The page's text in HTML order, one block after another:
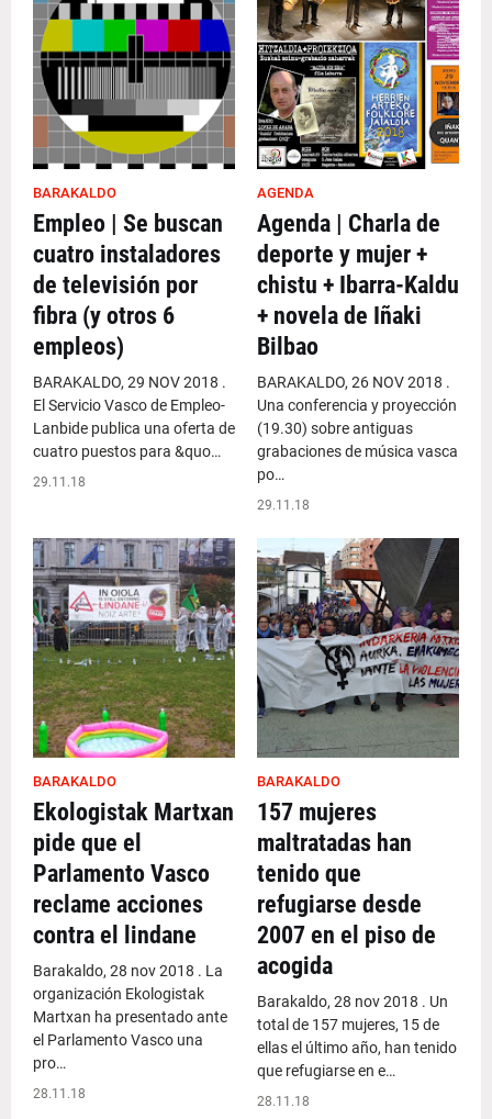
BARAKALDO
Empleo | Se buscan
cuatro instaladores
de televisión por
fibra (y otros 6
empleos)
BARAKALDO, 29 NOV 2018 .
El Servicio Vasco de Empleo-
Lanbide publica una oferta de
cuatro puestos para &quo…
29.11.18
AGENDA
Agenda | Charla de
deporte y mujer +
chistu + Ibarra-Kaldu
+ novela de Iñaki
Bilbao
BARAKALDO, 26 NOV 2018 .
Una conferencia y proyección
(19.30) sobre antiguas
grabaciones de música vasca
po…
29.11.18
BARAKALDO
Ekologistak Martxan
pide que el
Parlamento Vasco
reclame acciones
contra el lindane
Barakaldo, 28 nov 2018 . La
organización Ekologistak
Martxan ha presentado ante
el Parlamento Vasco una
pro…
28.11.18
BARAKALDO
157 mujeres
maltratadas han
tenido que
refugiarse desde
2007 en el piso de
acogida
Barakaldo, 28 nov 2018 . Un
total de 157 mujeres, 15 de
ellas el último año, han tenido
que refugiarse en e…
28.11.18